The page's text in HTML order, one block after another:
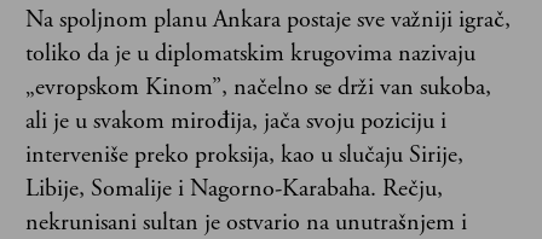
Na spoljnom planu Ankara postaje sve važniji igrač,
toliko da je u diplomatskim krugovima nazivaju
„evropskom Kinom”, načelno se drži van sukoba,
ali je u svakom mirođija, jača svoju poziciju i
interveniše preko proksija, kao u slučaju Sirije,
Libije, Somalije i Nagorno-Karabaha. Rečju,
nekrunisani sultan je ostvario na unutrašnjem i